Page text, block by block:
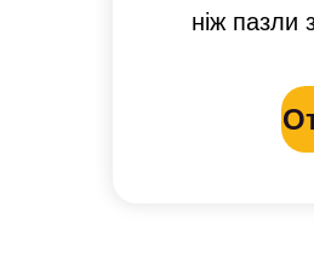
ніж пазли